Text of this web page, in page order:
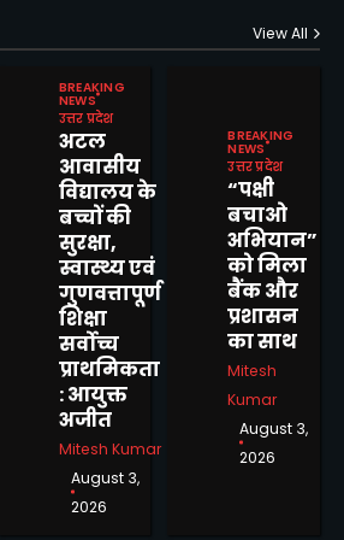
View All
BREAKING
NEWS
उत्तर प्रदेश
अटल
आवासीय
विद्यालय के
बच्चों की
सुरक्षा,
स्वास्थ्य एवं
गुणवत्तापूर्ण
शिक्षा
सर्वोच्च
प्राथमिकता
: आयुक्त
अजीत
Mitesh Kumar
August 3,
2026
BREAKING
NEWS
उत्तर प्रदेश
“पक्षी
बचाओ
अभियान”
को मिला
बैंक और
प्रशासन
का साथ
Mitesh
Kumar
August 3,
2026
मवई बुजुर्ग में नाली जाम से बढ़ी
लोगो की आफत, घरों में भरा पानी,
कई मकान गिरने की कगार पर
Mitesh Kumar
भारी वारिश एवं वज्रपात के
सम्भावनाओं के दृष्टिगत एडीएम ने
बांदा में जनपद वासियों से की अपील
Mitesh Kumar
राष्ट्रीय अधिकार मोर्चा की बैठक में
संगठन विस्तार पर मंथन, नए